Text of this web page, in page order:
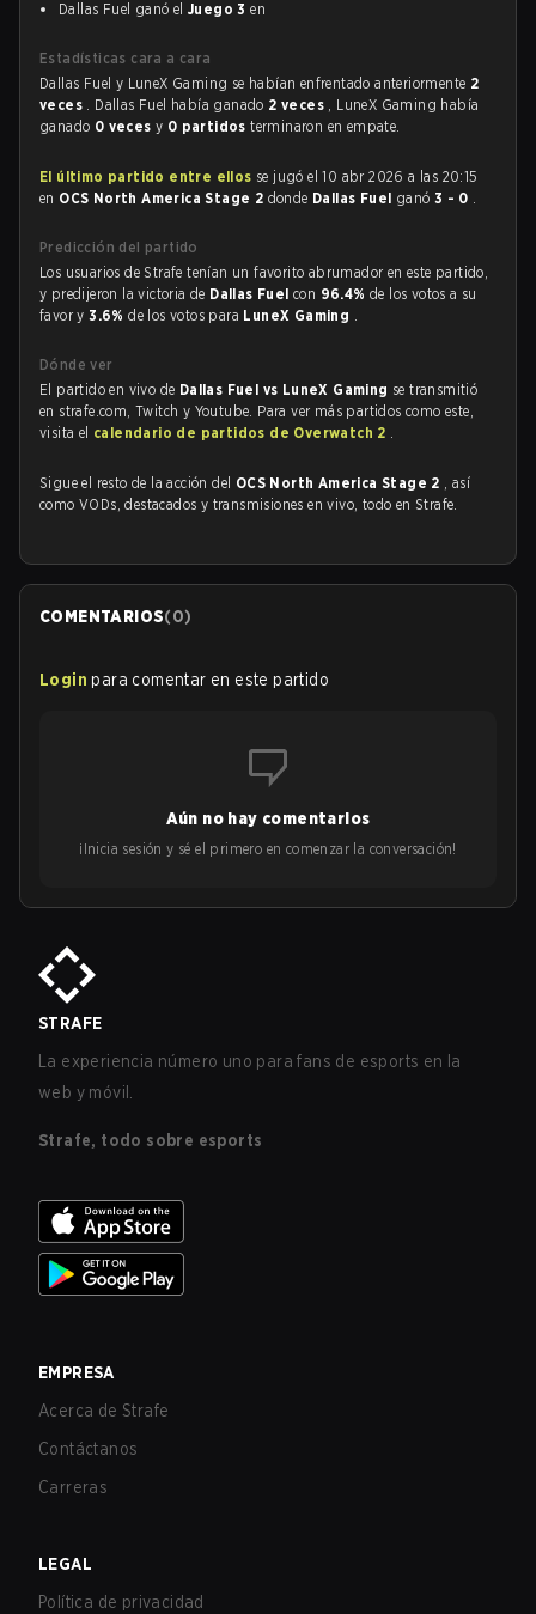
Dallas Fuel ganó el Juego 3 en
Estadísticas cara a cara
Dallas Fuel y LuneX Gaming se habían enfrentado anteriormente 2
veces . Dallas Fuel había ganado 2 veces , LuneX Gaming había
ganado 0 vecesy 0 partidosterminaron en empate.
El último partido entre ellos se jugó el 10 abr 2026 a las 20:15
en OCS North America Stage 2 donde Dallas Fuel ganó 3 - 0 .
Predicción del partido
Los usuarios de Strafe tenían un favorito abrumador en este partido,
y predijeron la victoria de Dallas Fuelcon 96.4%de los votos a su
favor y3.6%de los votos para LuneX Gaming .
Dónde ver
El partido en vivo de Dallas Fuel vs LuneX Gaming se transmitió
en strafe.com, Twitch y Youtube. Para ver más partidos como este,
visita el calendario de partidos de Overwatch 2 .
Sigue el resto de la acción del OCS North America Stage 2 , así
como VODs, destacados y transmisiones en vivo, todo en Strafe.
COMENTARIOS(0)
Login para comentar en este partido
Aún no hay comentarios
¡Inicia sesión y sé el primero en comenzar la conversación!
STRAFE
La experiencia número uno para fans de esports en la
web y móvil.
Strafe, todo sobre esports
EMPRESA
Acerca de Strafe
Contáctanos
Carreras
LEGAL
Política de privacidad